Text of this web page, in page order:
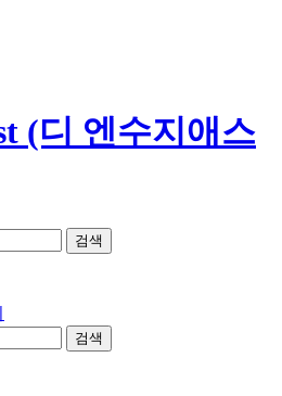
검색
검색